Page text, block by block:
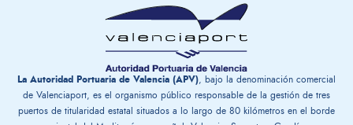
La Autoridad Portuaria de Valencia (APV), bajo la denominación comercial
de Valenciaport, es el organismo público responsable de la gestión ​de tres
puertos de titularidad estatal situados a lo largo de 80 kilómetros en el borde